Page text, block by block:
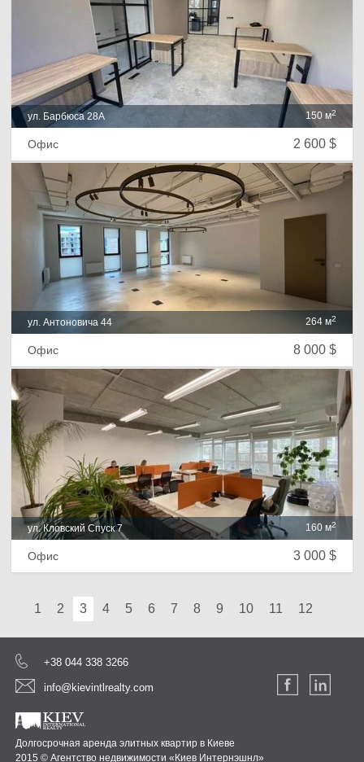
ул. Барбюса 28А 150 м2
2 600 $
Офис
ул. Антоновича 44 264 м2
8 000 $
Офис
ул. Кловский Спуск 7 160 м2
3 000 $
Офис
1 2 3 4 5 6 7 8 9 10 11 12
Долгосрочная аренда элитных квартир в Киеве
2015 © Агентство недвижимости «Киев Интернэшнл»
+38 044 338 3266
info@kievintlrealty.com